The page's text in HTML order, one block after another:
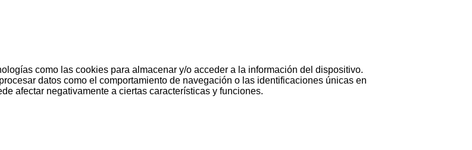
como las cookies para almacenar y/o acceder a la información del dispositivo.
datos como el comportamiento de navegación o las identificaciones únicas en
afectar negativamente a ciertas características y funciones.